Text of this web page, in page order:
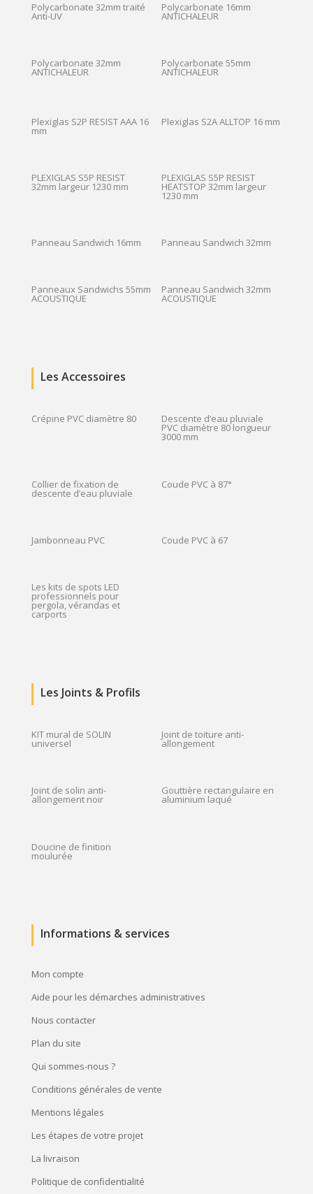
Polycarbonate 32mm traité
Anti-UV
Polycarbonate 16mm
ANTICHALEUR
Polycarbonate 32mm
ANTICHALEUR
Polycarbonate 55mm
ANTICHALEUR
Plexiglas S2P RESIST AAA 16
mm
Plexiglas S2A ALLTOP 16 mm
PLEXIGLAS S5P RESIST
32mm largeur 1230 mm
PLEXIGLAS S5P RESIST
HEATSTOP 32mm largeur
1230 mm
Panneau Sandwich 16mm Panneau Sandwich 32mm
Panneaux Sandwichs 55mm
ACOUSTIQUE
Panneau Sandwich 32mm
ACOUSTIQUE
Les Accessoires
Crépine PVC diamètre 80 Descente d’eau pluviale
PVC diamètre 80 longueur
3000 mm
Collier de fixation de
descente d’eau pluviale
Coude PVC à 87°
Jambonneau PVC Coude PVC à 67
Les kits de spots LED
professionnels pour
pergola, vérandas et
carports
Les Joints & Profils
KIT mural de SOLIN
universel
Joint de toiture anti-
allongement
Joint de solin anti-
allongement noir
Gouttière rectangulaire en
aluminium laqué
Doucine de finition
moulurée
Informations & services
Mon compte
Aide pour les démarches administratives
Nous contacter
Plan du site
Qui sommes-nous ?
Conditions générales de vente
Mentions légales
Les étapes de votre projet
La livraison
Politique de confidentialité